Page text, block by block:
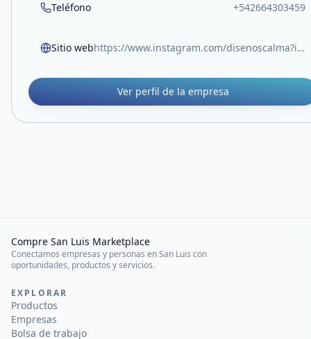
Teléfono +542664303459
Sitio web https://www.instagram.com/disenoscalma?igsh=anA1NWM3cnRobHVy
Ver perfil de la empresa
Compre San Luis Marketplace
Conectamos empresas y personas en San Luis con
oportunidades, productos y servicios.
EXPLORAR
Productos
Empresas
Bolsa de trabajo